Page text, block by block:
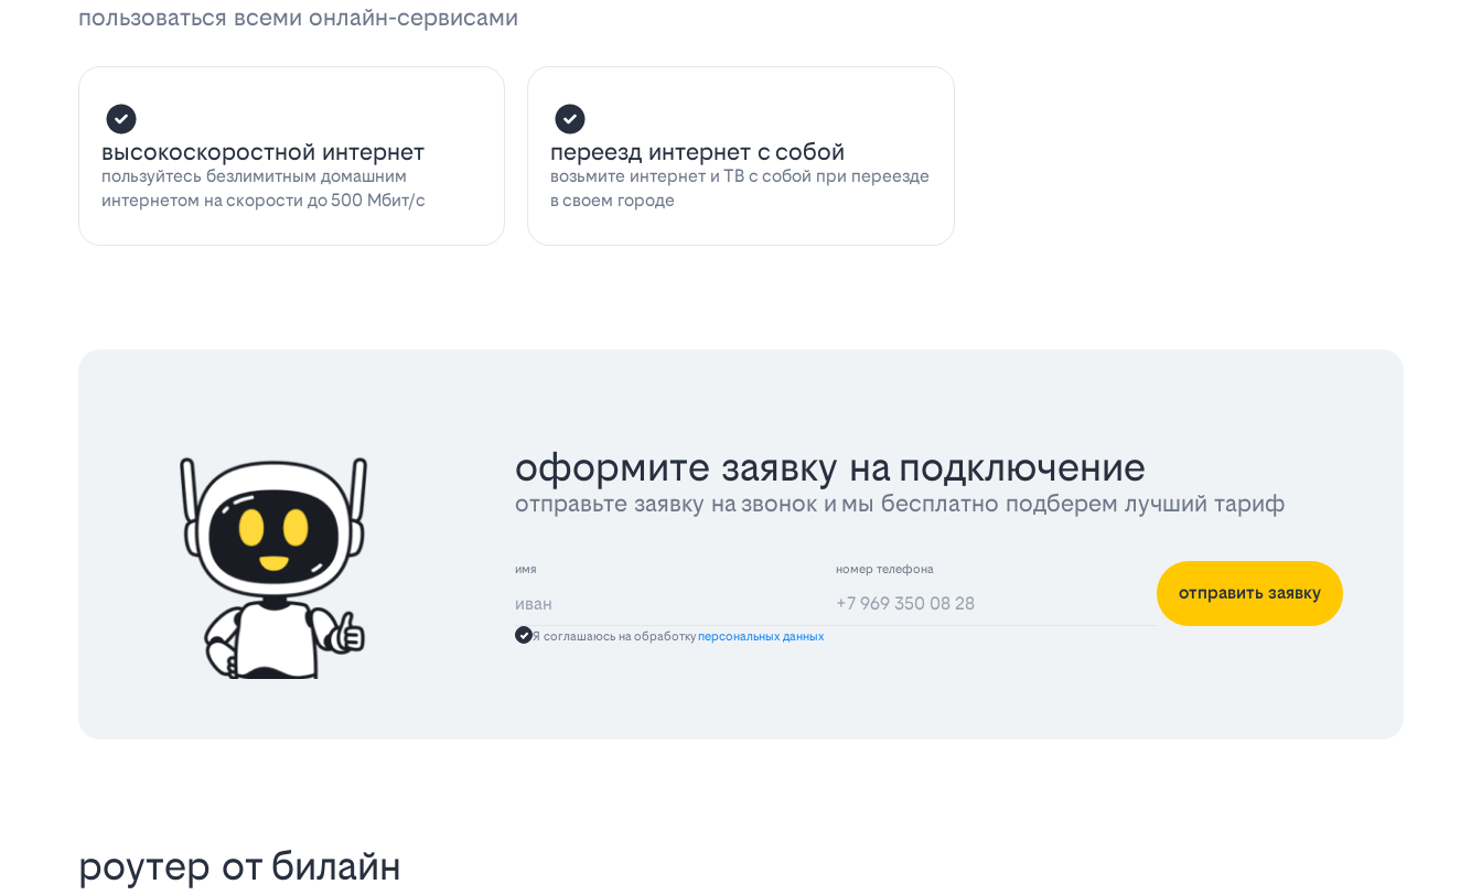
пользоваться всеми онлайн-сервисами
высокоскоростной интернет
пользуйтесь безлимитным домашним
интернетом на скорости до 500 Мбит/с
переезд интернет с собой
возьмите интернет и ТВ с собой при переезде
в своем городе
оформите заявку на подключение
отправьте заявку на звонок и мы бесплатно подберем лучший тариф
имя номер телефона
отправить заявку
Я соглашаюсь на обработкуперсональных данных
роутер от билайн